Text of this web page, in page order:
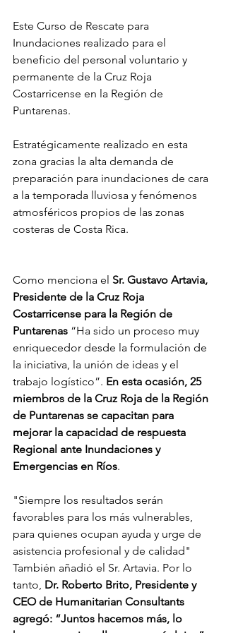
Este Curso de Rescate para
Inundaciones realizado para el
beneficio del personal voluntario y
permanente de la Cruz Roja
Costarricense en la Región de
Puntarenas.
Estratégicamente realizado en esta
zona gracias la alta demanda de
preparación para inundaciones de cara
a la temporada lluviosa y fenómenos
atmosféricos propios de las zonas
costeras de Costa Rica.
Como menciona el Sr. Gustavo Artavia,
Presidente de la Cruz Roja
Costarricense para la Región de
Puntarenas “Ha sido un proceso muy
enriquecedor desde la formulación de
la iniciativa, la unión de ideas y el
trabajo logístico”. En esta ocasión, 25
miembros de la Cruz Roja de la Región
de Puntarenas se capacitan para
mejorar la capacidad de respuesta
Regional ante Inundaciones y
Emergencias en Ríos.
"Siempre los resultados serán
favorables para los más vulnerables,
para quienes ocupan ayuda y urge de
asistencia profesional y de calidad"
También añadió el Sr. Artavia. Por lo
tanto, Dr. Roberto Brito, Presidente y
CEO de Humanitarian Consultants
agregó: “Juntos hacemos más, lo